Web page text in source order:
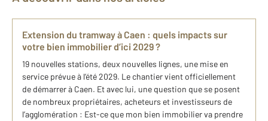
Extension du tramway à Caen : quels impacts sur
votre bien immobilier d’ici 2029 ?
19 nouvelles stations, deux nouvelles lignes, une mise en
service prévue à l’été 2029. Le chantier vient officiellement
de démarrer à Caen. Et avec lui, une question que se posent
de nombreux propriétaires, acheteurs et investisseurs de
l’agglomération : Est-ce que mon bien immobilier va prendre